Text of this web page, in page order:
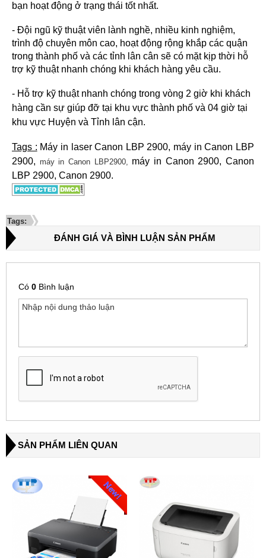
bạn hoạt động ở trạng thái tốt nhất.
- Đội ngũ kỹ thuật viên lành nghề, nhiều kinh nghiệm,
trình độ chuyên môn cao, hoạt động rộng khắp các quận
trong thành phố và các tỉnh lân cân sẽ có mặt kịp thời hỗ
trợ kỹ thuật nhanh chóng khi khách hàng yêu cầu.
- Hỗ trợ kỹ thuật nhanh chóng trong vòng 2 giờ khi khách
hàng cần sự giúp đỡ tại khu vực thành phố và 04 giờ tại
khu vực Huyện và Tỉnh lân cận.
Tags : Máy in laser Canon LBP 2900, máy in Canon LBP
2900, máy in Canon LBP2900, máy in Canon 2900, Canon
LBP 2900, Canon 2900.
Tags:
ĐÁNH GIÁ VÀ BÌNH LUẬN SẢN PHẨM
Có 0 Bình luận
SẢN PHẨM LIÊN QUAN